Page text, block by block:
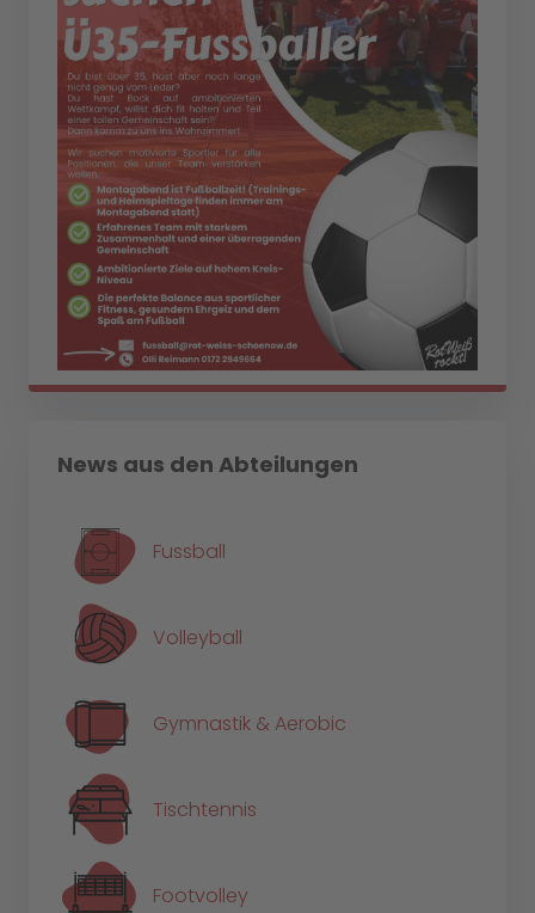
News aus den Abteilungen
Fussball
Volleyball
Gymnastik & Aerobic
Tischtennis
Footvolley